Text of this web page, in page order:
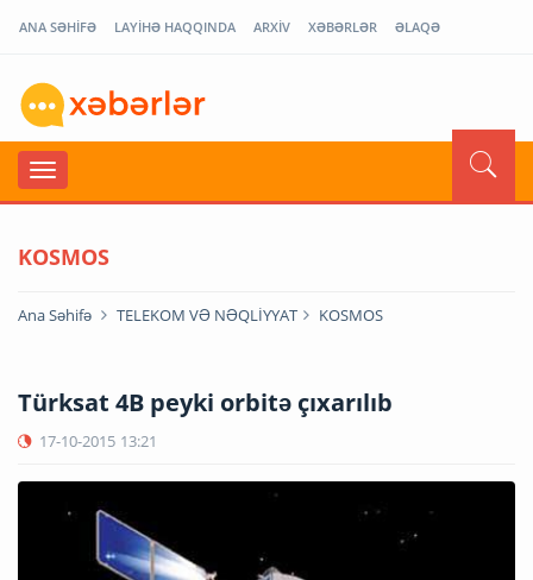
ANA SƏHİFƏ LAYİHƏ HAQQINDA ARXİV XƏBƏRLƏR ƏLAQƏ
KOSMOS
Ana Səhifə TELEKOM VƏ NƏQLİYYAT KOSMOS
Türksat 4B peyki orbitə çıxarılıb
17-10-2015 13:21